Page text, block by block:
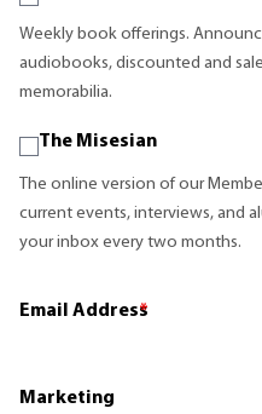
Weekly book offerings.
audiobooks, discounted and
memorabilia.
The Misesian
The online version of our
current events, interviews, and
your inbox every two months.
Email Address
*
Marketing